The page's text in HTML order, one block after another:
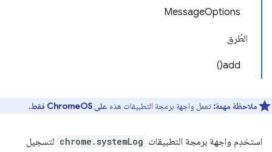
MessageOptions
الطُرق
add()
ملاحظة مهمة: تعمل واجهة برمجة التطبيقات هذه على ChromeOS فقط .
استخدِم واجهة برمجة التطبيقات chrome.systemLog لتسجيل